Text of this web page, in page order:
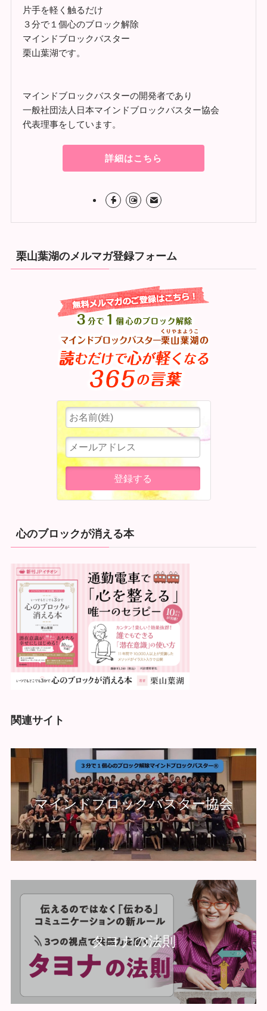
片手を軽く触るだけ
３分で１個心のブロック解除
マインドブロックバスター
栗山葉湖です。
マインドブロックバスターの開発者であり
一般社団法人日本マインドブロックバスター協会
代表理事をしています。
詳細はこちら
栗山葉湖のメルマガ登録フォーム
心のブロックが消える本
関連サイト
マインドブロックバスター協会
タヨナの法則